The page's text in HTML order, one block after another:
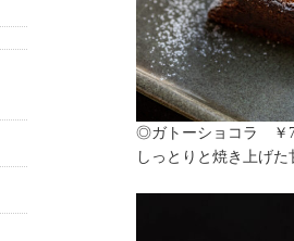
◎ガトーショコラ ￥
しっとりと焼き上げ